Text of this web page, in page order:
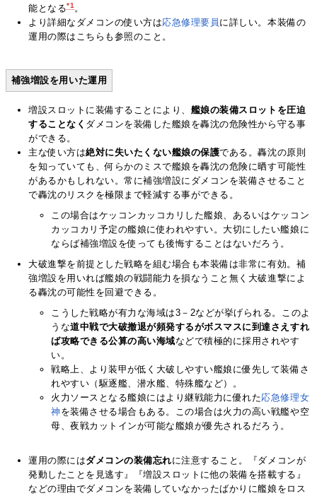
能となる*1 。
より詳細なダメコンの使い方は応急修理要員 に詳しい。本装備の
運用の際はこちらも参照のこと。
補強増設を用いた運用
増設スロットに装備することにより、 艦娘の装備スロットを圧迫
することなく ダメコンを装備した艦娘を轟沈の危険性から守る事
ができる。
主な使い方は絶対に失いたくない艦娘の保護である。轟沈の原則
を知っていても、何らかのミスで艦娘を轟沈の危険に晒す可能性
があるかもしれない。常に補強増設にダメコンを装備させること
で轟沈のリスクを極限まで軽減する事ができる。
この場合はケッコンカッコカリした艦娘、あるいはケッコン
カッコカリ予定の艦娘に使われやすい。大切にしたい艦娘に
ならば補強増設を使っても後悔することはないだろう。
大破進撃を前提とした戦略を組む場合も本装備は非常に有効。補
強増設を用いれば艦娘の戦闘能力を損なうこと無く大破進撃によ
る轟沈の可能性を回避できる。
こうした戦略が有力な海域は3－2などが挙げられる。このよ
うな道中戦で大破撤退が頻発するがボスマスに到達さえすれ
ば攻略できる公算の高い海域などで積極的に採用されやす
い。
戦略上、より装甲が低く大破しやすい艦娘に優先して装備さ
れやすい（駆逐艦、潜水艦、特殊艦など）。
火力ソースとなる艦娘にはより継戦能力に優れた応急修理女
神 を装備させる場合もある。この場合は火力の高い戦艦や空
母、夜戦カットインが可能な艦娘が優先されるだろう。
運用の際にはダメコンの装備忘れに注意すること。『ダメコンが
発動したことを見逃す』『増設スロットに他の装備を搭載する』
などの理由でダメコンを装備していなかったばかりに艦娘をロス